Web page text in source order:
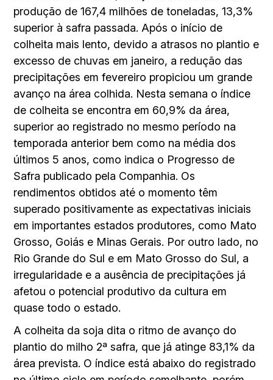
produção de 167,4 milhões de toneladas, 13,3%
superior à safra passada. Após o início de
colheita mais lento, devido a atrasos no plantio e
excesso de chuvas em janeiro, a redução das
precipitações em fevereiro propiciou um grande
avanço na área colhida. Nesta semana o índice
de colheita se encontra em 60,9% da área,
superior ao registrado no mesmo período na
temporada anterior bem como na média dos
últimos 5 anos, como indica o Progresso de
Safra publicado pela Companhia. Os
rendimentos obtidos até o momento têm
superado positivamente as expectativas iniciais
em importantes estados produtores, como Mato
Grosso, Goiás e Minas Gerais. Por outro lado, no
Rio Grande do Sul e em Mato Grosso do Sul, a
irregularidade e a ausência de precipitações já
afetou o potencial produtivo da cultura em
quase todo o estado.
A colheita da soja dita o ritmo de avanço do
plantio do milho 2ª safra, que já atinge 83,1% da
área prevista. O índice está abaixo do registrado